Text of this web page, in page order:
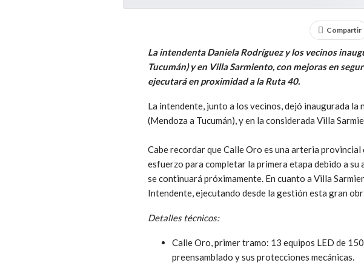
Compartir
La intendenta Daniela Rodríguez y los vecinos
Tucumán) y en Villa Sarmiento, con mejoras en
ejecutará en proximidad a la Ruta 40.
La intendente, junto a los vecinos, dejó inaugurada
(Mendoza a Tucumán), y en la considerada Villa
Cabe recordar que Calle Oro es una arteria
esfuerzo para completar la primera etapa debido a
se continuará próximamente. En cuanto a Villa
Intendente, ejecutando desde la gestión esta gran
Detalles técnicos:
Calle Oro, primer tramo: 13 equipos LED de
preensamblado y sus protecciones mecánicas.